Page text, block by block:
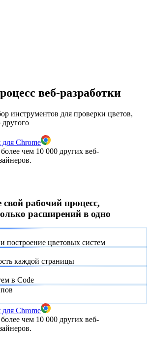
веб-разработки
инструментов для проверки цветов,
Chrome
чем 10 000 других веб-
рабочий процесс,
расширений в одно
построение цветовых систем
каждой страницы
в Code
Chrome
чем 10 000 других веб-